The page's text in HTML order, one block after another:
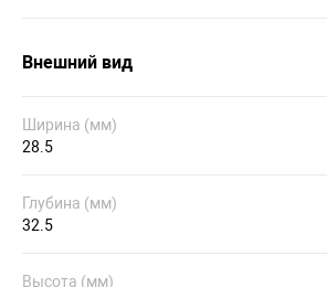
Внешний вид
Ширина (мм)
28.5
Глубина (мм)
32.5
Высота (мм)